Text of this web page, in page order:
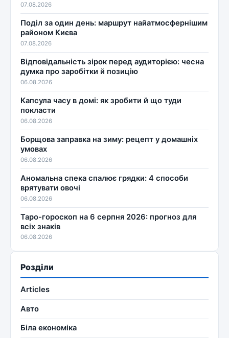
07.08.2026
Поділ за один день: маршрут найатмосфернішим
районом Києва
07.08.2026
Відповідальність зірок перед аудиторією: чесна
думка про заробітки й позицію
06.08.2026
Капсула часу в домі: як зробити й що туди
покласти
06.08.2026
Борщова заправка на зиму: рецепт у домашніх
умовах
06.08.2026
Аномальна спека спалює грядки: 4 способи
врятувати овочі
06.08.2026
Таро-гороскоп на 6 серпня 2026: прогноз для
всіх знаків
06.08.2026
Розділи
Articles
Авто
Біла економіка